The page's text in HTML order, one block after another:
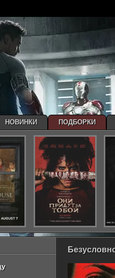
НОВИНКИ ПОДБОРКИ